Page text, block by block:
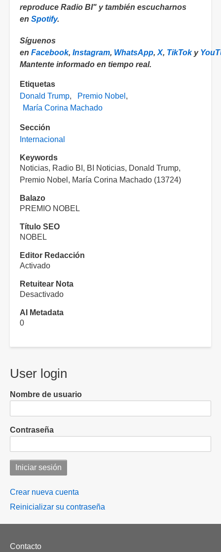
reproduce Radio BI" y también escucharnos
en Spotify.
Síguenos
en Facebook, Instagram, WhatsApp, X, TikToky
Mantente informado en tiempo real.
Etiquetas
Donald Trump
Premio Nobel
María Corina Machado
Sección
Internacional
Keywords
Noticias, Radio BI, BI Noticias, Donald Trump,
Premio Nobel, María Corina Machado (13724)
Balazo
PREMIO NOBEL
Título SEO
NOBEL
Editor Redacción
Activado
Retuitear Nota
Desactivado
AI Metadata
0
User login
Nombre de usuario
Contraseña
Crear nueva cuenta
Reinicializar su contraseña
Footer
Contacto